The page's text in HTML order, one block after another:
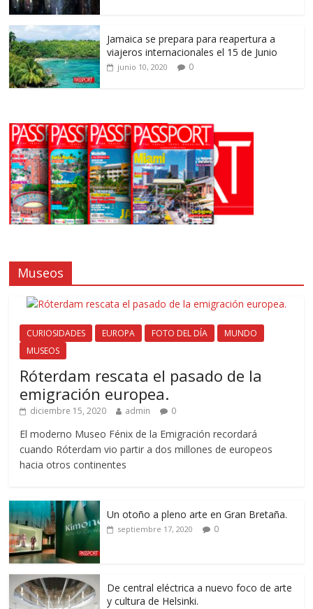
Jamaica se prepara para reapertura a
viajeros internacionales el 15 de Junio
junio 10, 2020 0
Museos
CURIOSIDADES EUROPA FOTO DEL DÍA
MUNDO
MUSEOS
Róterdam rescata el pasado de la
emigración europea.
diciembre 15, 2020 admin 0
El moderno Museo Fénix de la Emigración recordará
cuando Róterdam vio partir a dos millones de europeos
hacia otros continentes
Un otoño a pleno arte en Gran Bretaña.
septiembre 17, 2020 0
De central eléctrica a nuevo foco de arte
y cultura de Helsinki.